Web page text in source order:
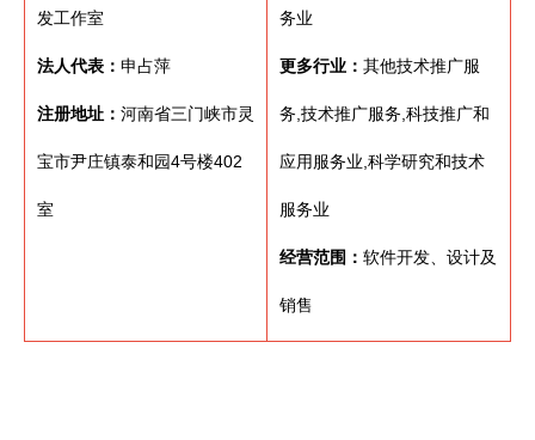
发工作室
法人代表： 申占萍
注册地址： 河南省三门峡市灵
宝市尹庄镇泰和园4号楼402
室
务业
更多行业： 其他技术推广服
务,技术推广服务,科技推广和
应用服务业,科学研究和技术
服务业
经营范围： 软件开发、设计及
销售